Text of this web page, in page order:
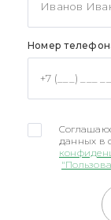
Номер
данных в